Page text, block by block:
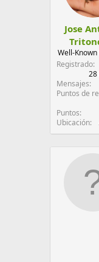
Jose
Well-
Registrado
28
Mensajes
Puntos de
Puntos
Ubicación